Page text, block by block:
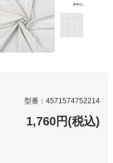
型番：4571574752214
1,760円(税込)